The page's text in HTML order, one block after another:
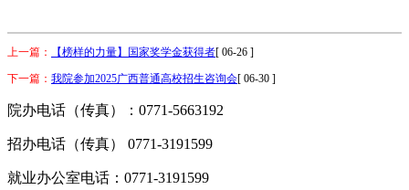
上一篇： 【榜样的力量】国家奖学金获得者[ 06-26 ]
下一篇： 我院参加2025广西普通高校招生咨询会[ 06-30 ]
院办电话（传真）：0771-5663192
招办电话（传真） 0771-3191599
就业办公室电话：0771-3191599